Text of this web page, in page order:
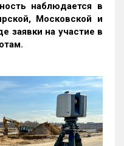
наблюдается в
Московской и
заявки на участие в
.